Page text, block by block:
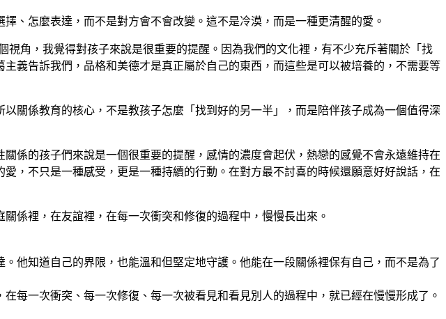
、怎麼表達，而不是對方會不會改變。這不是冷漠，而是一種更清醒的愛。
角，我覺得對孩子來說是很重要的提醒。因為我們的文化裡，有不少充斥著關於「找
義告訴我們，品格和美德才是真正屬於自己的東西，而這些是可以被培養的，不需要等
關係教育的核心，不是教孩子怎麼「找到好的另一半」，而是陪伴孩子成為一個值得深
係的孩子們來說是一個很重要的提醒，感情的濃度會起伏，熱戀的感覺不會永遠維持在
，不只是一種感受，更是一種持續的行動。在對方最不討喜的時候還願意好好說話，在
係裡，在友誼裡，在每一次衝突和修復的過程中，慢慢長出來。
他知道自己的界限，也能溫和但堅定地守護。他能在一段關係裡保有自己，而不是為了
每一次衝突、每一次修復、每一次被看見和看見別人的過程中，就已經在慢慢形成了。